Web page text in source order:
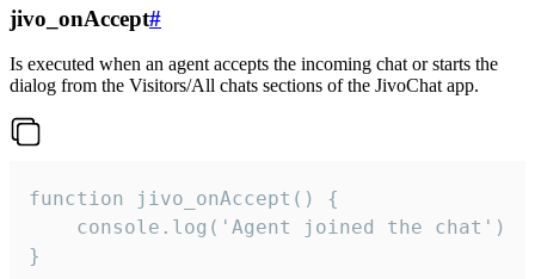
jivo_onAccept#
Is executed when an agent accepts the incoming chat or starts the
dialog from the Visitors/All chats sections of the JivoChat app.
function jivo_onAccept() {
}